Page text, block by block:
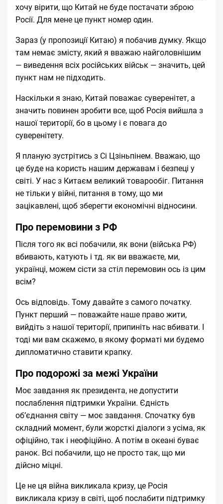
хочу вірити, що Китай не буде постачати зброю
Росії. Для мене це пункт номер один.
Зараз (у пропозиції Китаю) я побачив думку. Якщо
там немає змісту, який я вважаю найголовнішим
— виведення всіх російських військ — значить, цей
пункт нам не підходить.
Наскільки я знаю, Китай поважає суверенітет, а
значить повинен зробити все, щоб Росія вийшла з
нашої території, бо в цьому і є повага до
суверенітету.
Я планую зустрітись з Сі Цзіньпінем. Вважаю, що
це буде на користь нашим державам і безпеці у
світі. У нас з Китаєм великий товарообіг. Питання
не тільки у війні, питання в тому, що ми
зацікавлені, щоб зберегти економічні відносини.
Про перемовини з РФ
Після того як всі побачили, як вони (війська РФ)
вбивають, катують і тд. як ви вважаєте, ми,
українці, можем сісти за стіл перемовин ось із цим
всім?
Ось відповідь. Тому давайте з самого початку.
Пункт перший — поважайте наше право жити,
вийдіть з нашої території, припиніть нас вбивати. І
тоді ми вам скажемо, в якому форматі ми будемо
дипломатично ставити крапку.
Про подорожі за межі України
Моє завдання як президента, не допустити
послаблення підтримки України. Єдність
об’єднання світу — моє завдання. Спочатку був
складний момент, були жорсткі діалоги з усіма, як
офіційно, так і неофіційно. А потім в океані буває
ранок. Всі побачили, що не просто так, що ми
дійсно міцні.
Це не ця війна викликала кризу, це Росія
викликала кризу в світі, щоб послабити підтримку